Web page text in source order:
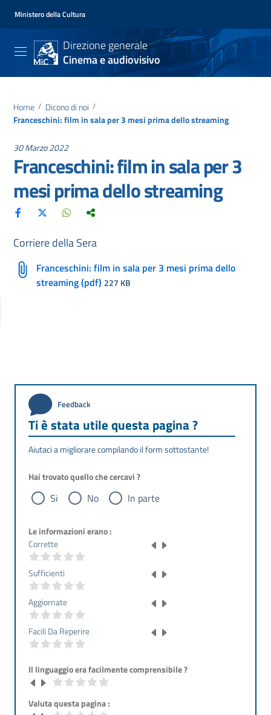
Ministero della Cultura
Direzione generale
Cinema e audiovisivo
Home / Dicono di noi /
Franceschini: film in sala per 3 mesi prima dello streaming
30 Marzo 2022
Franceschini: film in sala per 3
mesi prima dello streaming
Corriere della Sera
Franceschini: film in sala per 3 mesi prima dello
streaming (pdf) 227 KB
Feedback
Ti è stata utile questa pagina ?
Aiutaci a migliorare compilando il form sottostante!
Hai trovato quello che cercavi ?
Si No In parte
Le informazioni erano :
Corrette
Sufficienti
Aggiornate
Facili Da Reperire
Il linguaggio era facilmente comprensibile ?
Valuta questa pagina :